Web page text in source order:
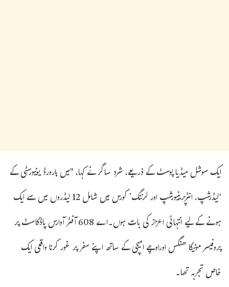
ایک سوشل میڈیا پوسٹ کے ذریعے، شرد ساگر نے کہا، "میں ہارورڈ یونیورسٹی کے
‘لیڈرشپ، انٹرپرینیورشپ اور لرننگ’ کورس میں شامل 12 لیڈروں میں سے ایک
ہونے کے لیے انتہائی اعزاز کی بات ہوں۔اے 608 آفٹر آوارس پاڈکاسٹ پر
پروفیسر مونیکا ھنگس اوراوچے امیچی کے ساتھ اپنے سفر پر غور کرنا واقعی ایک
خاص تجربہ تھا۔